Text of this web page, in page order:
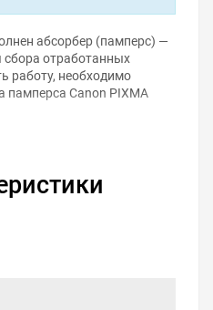
абсорбер (памперс) —
сбора отработанных
работу, необходимо
памперса Canon PIXMA
программы для сброса
корпуса и визита в
для